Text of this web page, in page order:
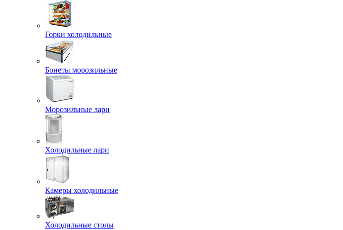
Горки холодильные
Бонеты морозильные
Морозильные лари
Холодильные лари
Камеры холодильные
Холодильные столы